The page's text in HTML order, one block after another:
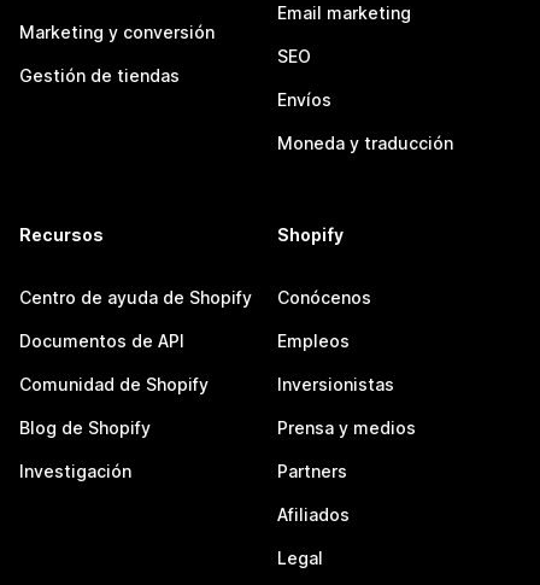
Marketing y conversión
Gestión de tiendas
Email marketing
SEO
Envíos
Moneda y traducción
Recursos
Centro de ayuda de Shopify
Documentos de API
Comunidad de Shopify
Blog de Shopify
Investigación
Shopify
Conócenos
Empleos
Inversionistas
Prensa y medios
Partners
Afiliados
Legal